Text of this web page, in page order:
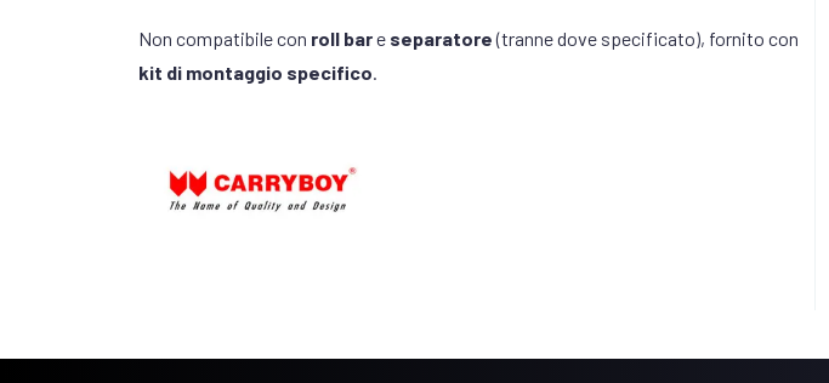
Non compatibile con roll bare separatore(tranne dove specificato), fornito con
kit di montaggio specifico